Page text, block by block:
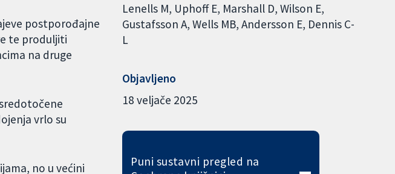
postporođajne
te produljiti
na druge
vrlo su
no u većini
Lenells M Uphoff E Marshall D Wilson E
Gustafsson A Wells MB Andersson E Dennis C-
L
Objavljeno
18 veljače 2025
Puni sustavni pregled na